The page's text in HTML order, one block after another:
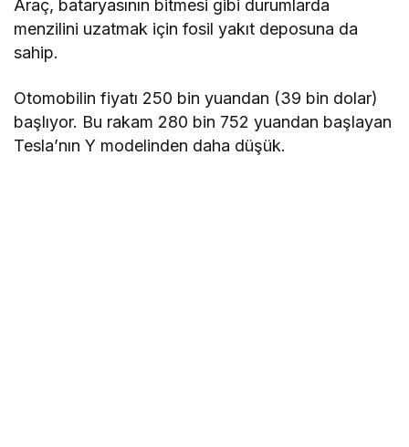
Araç, bataryasının bitmesi gibi durumlarda
menzilini uzatmak için fosil yakıt deposuna da
sahip.
Otomobilin fiyatı 250 bin yuandan (39 bin dolar)
başlıyor. Bu rakam 280 bin 752 yuandan başlayan
Tesla’nın Y modelinden daha düşük.